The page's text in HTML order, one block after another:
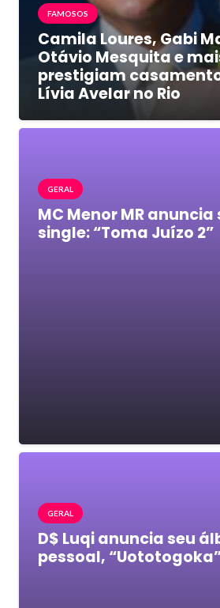
FAMOSOS
Camila Loures, Gabi
Otávio Mesquita e
prestigiam
Lívia Avelar no Rio
GERAL
MC Menor MR anuncia
single: “Toma Juízo 2”
GERAL
D$ Luqi anuncia seu
pessoal,